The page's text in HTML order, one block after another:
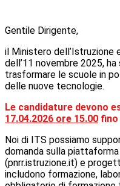
Gentile Dirigente,
il Ministero dell’Istruzione
dell’11 novembre 2025,
trasformare le scuole in
delle nuove tecnologie.
Le candidature devono
17.04.2026 ore 15.00
Noi di ITS possiamo
domanda sulla
(pnrr.istruzione.it) e
includono formazione,